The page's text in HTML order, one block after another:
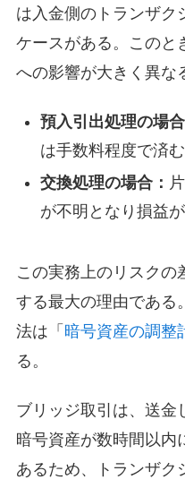
は入金側のトランザク
ケースがある。このと
への影響が大きく異な
預入引出処理の場合
は手数料程度で済む
交換処理の場合：
が不明となり損益
この実務上のリスクの
する最大の理由である
法は「 暗号資産の調整
る。
ブリッジ取引は、送金
暗号資産が数時間以内
あるため、トランザク